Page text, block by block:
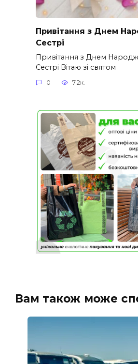
Привітання з Днем
Сестрі
Привітання з Днем
Сестрі Вітаю зі святом
0 7.2к.
Вам також може